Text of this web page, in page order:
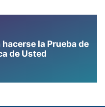
la Prueba de
de Usted